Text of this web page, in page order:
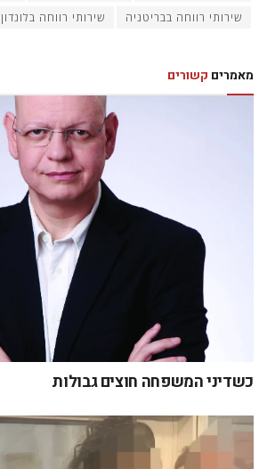
שירותי רווחה בבריטניה
שירותי רווחה בלונדון
מאמרים קשורים
כשדיני המשפחה חוצים גבולות